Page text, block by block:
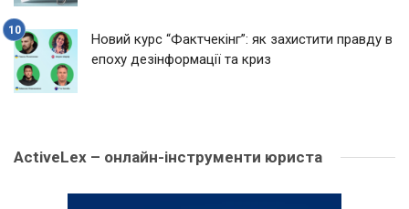
Новий курс “Фактчекінг”: як захистити правду в
епоху дезінформації та криз
ActiveLex – онлайн-інструменти юриста